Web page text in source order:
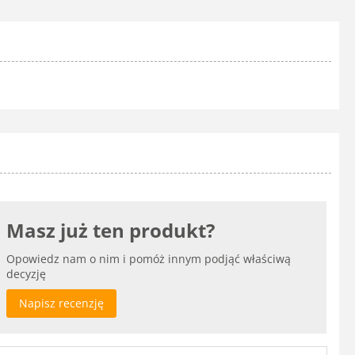
Masz już ten produkt?
Opowiedz nam o nim i pomóż innym podjąć właściwą
decyzję
Napisz recenzję